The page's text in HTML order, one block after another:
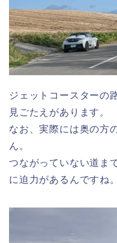
ジェットコースターの
見ごたえがあります。
なお、実際には奥の方
ん。
つながっていない道ま
に迫力があるんですね。